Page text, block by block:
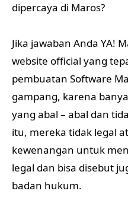
dipercaya di Maros?
Jika jawaban Anda YA!
website official yang
pembuatan Software
gampang, karena
yang abal – abal dan
itu, mereka tidak legal
kewenangan untuk
legal dan bisa disebut
badan hukum.